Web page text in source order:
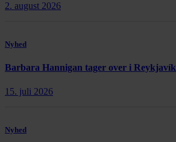
2. august 2026
Nyhed
Barbara Hannigan tager over i Reykjavík
15. juli 2026
Nyhed